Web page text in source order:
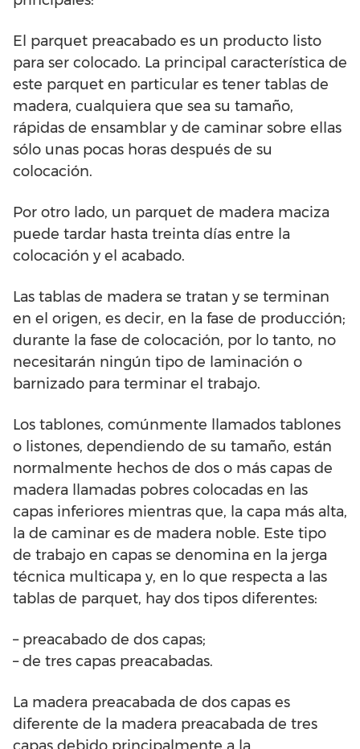
El parquet preacabado es un producto listo
para ser colocado. La principal característica de
este parquet en particular es tener tablas de
madera, cualquiera que sea su tamaño,
rápidas de ensamblar y de caminar sobre ellas
sólo unas pocas horas después de su
colocación.
Por otro lado, un parquet de madera maciza
puede tardar hasta treinta días entre la
colocación y el acabado.
Las tablas de madera se tratan y se terminan
en el origen, es decir, en la fase de producción;
durante la fase de colocación, por lo tanto, no
necesitarán ningún tipo de laminación o
barnizado para terminar el trabajo.
Los tablones, comúnmente llamados tablones
o listones, dependiendo de su tamaño, están
normalmente hechos de dos o más capas de
madera llamadas pobres colocadas en las
capas inferiores mientras que, la capa más alta,
la de caminar es de madera noble. Este tipo
de trabajo en capas se denomina en la jerga
técnica multicapa y, en lo que respecta a las
tablas de parquet, hay dos tipos diferentes:
– preacabado de dos capas;
– de tres capas preacabadas.
La madera preacabada de dos capas es
diferente de la madera preacabada de tres